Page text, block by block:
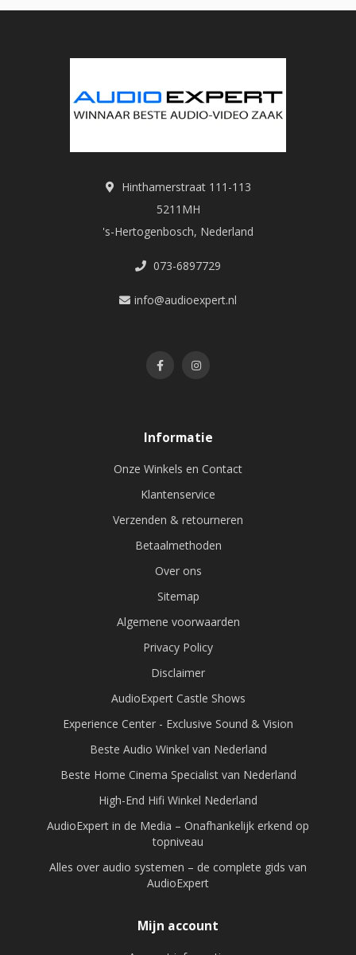
Hinthamerstraat 111-113
5211MH
's-Hertogenbosch, Nederland
073-6897729
info@audioexpert.nl
Informatie
Onze Winkels en Contact
Klantenservice
Verzenden & retourneren
Betaalmethoden
Over ons
Sitemap
Algemene voorwaarden
Privacy Policy
Disclaimer
AudioExpert Castle Shows
Experience Center - Exclusive Sound & Vision
Beste Audio Winkel van Nederland
Beste Home Cinema Specialist van Nederland
High-End Hifi Winkel Nederland
AudioExpert in de Media – Onafhankelijk erkend op
topniveau
Alles over audio systemen – de complete gids van
AudioExpert
Mijn account